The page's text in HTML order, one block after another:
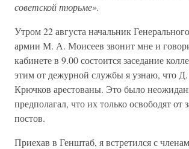
советской тюрьме».
Утром 22 августа начальник
армии М. А. Моисеев звонит мне и
кабинете в 9.00 состоится заседание
этим от дежурной службы я узнаю, что
Крючков арестованы. Это было
предполагал, что их только освободят от
постов.
Приехав в Генштаб, я встретился с